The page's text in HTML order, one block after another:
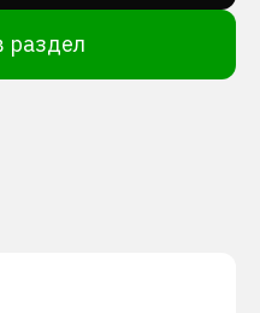
раздел